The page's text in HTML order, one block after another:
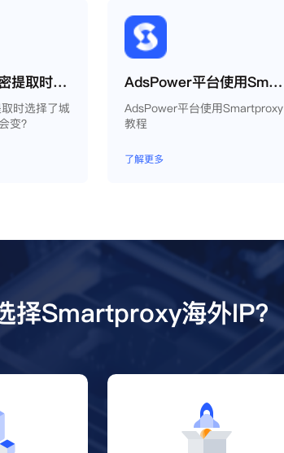
Smartproxy账密提取时选择了城市为什么城市还是会变？
时选择了城
变？
AdsPower平台使用Smartproxy教程
AdsPower平台使用Smartproxy
教程
了解更多
择Smartproxy海外IP？